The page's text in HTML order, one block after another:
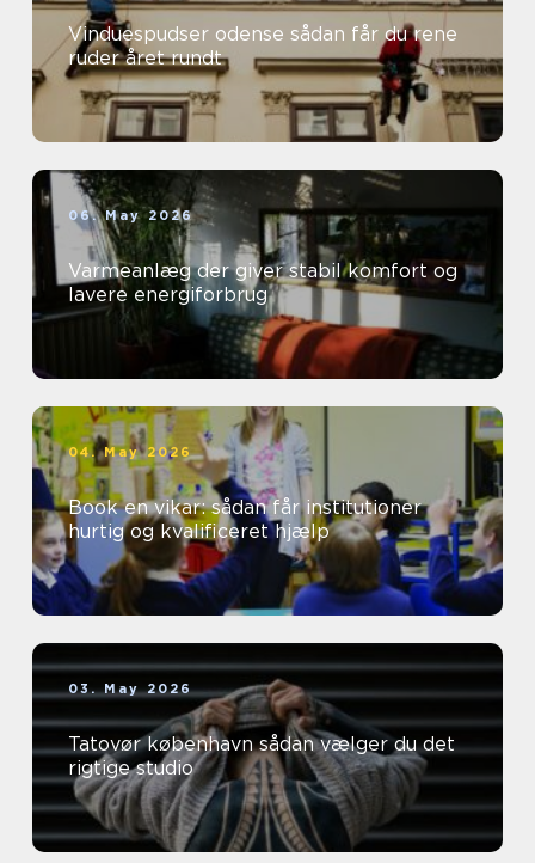
Vinduespudser odense sådan får du rene
ruder året rundt
06. May 2026
Varmeanlæg der giver stabil komfort og
lavere energiforbrug
04. May 2026
Book en vikar: sådan får institutioner
hurtig og kvalificeret hjælp
03. May 2026
Tatovør københavn sådan vælger du det
rigtige studio